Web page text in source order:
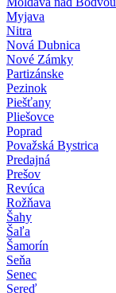
Myjava
Nitra
Nová Dubnica
Nové Zámky
Partizánske
Pezinok
Piešťany
Pliešovce
Poprad
Považská Bystrica
Predajná
Prešov
Revúca
Rožňava
Šahy
Šaľa
Šamorín
Seňa
Senec
Sereď